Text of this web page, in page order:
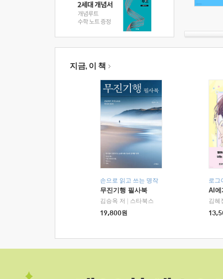
지금, 이 책
손으로 읽고 쓰는 명작
무진기행 필사북
김승옥 저
스타북스
19,800원
로그
AI에
김혜